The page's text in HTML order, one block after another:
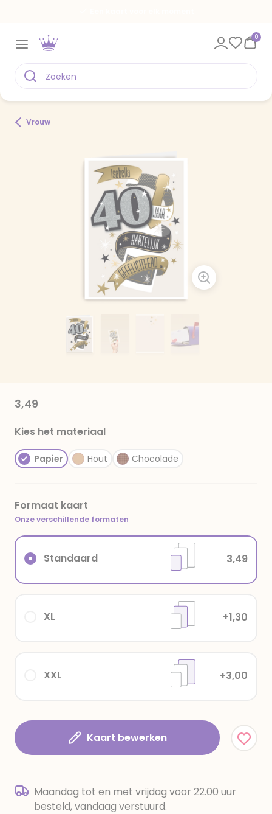
0
Vrouw
3,49
Kies het materiaal
Papier Hout Chocolade
Formaat kaart
Onze verschillende formaten
XXL +3,00
XL +1,30
Standaard 3,49
Kaart bewerken
Maandag tot en met vrijdag voor 22.00 uur
besteld, vandaag verstuurd.